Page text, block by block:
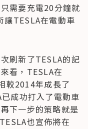
需要充電20分鐘就
讓TESLA在電動車
刷新了TESLA的記
看，TESLA在
較2014年成長了
成功打入了電動車
下一步的策略就是
也宣佈將在